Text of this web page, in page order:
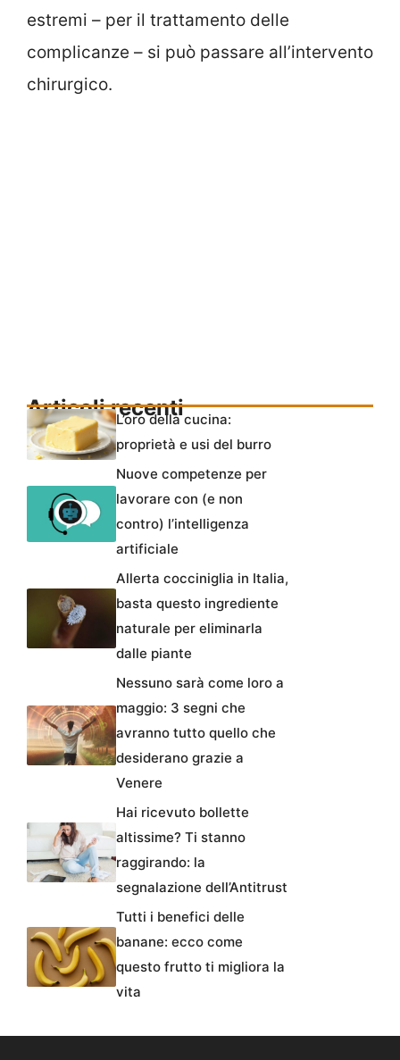
estremi – per il trattamento delle
complicanze – si può passare all’intervento
chirurgico.
Articoli recenti
L’oro della cucina:
proprietà e usi del burro
Nuove competenze per
lavorare con (e non
contro) l’intelligenza
artificiale
Allerta cocciniglia in Italia,
basta questo ingrediente
naturale per eliminarla
dalle piante
Nessuno sarà come loro a
maggio: 3 segni che
avranno tutto quello che
desiderano grazie a
Venere
Hai ricevuto bollette
altissime? Ti stanno
raggirando: la
segnalazione dell’Antitrust
Tutti i benefici delle
banane: ecco come
questo frutto ti migliora la
vita